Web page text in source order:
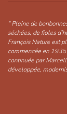
“ Pleine de
séchées, de fioles
François Nature est
commencée en
continuée par
développée,